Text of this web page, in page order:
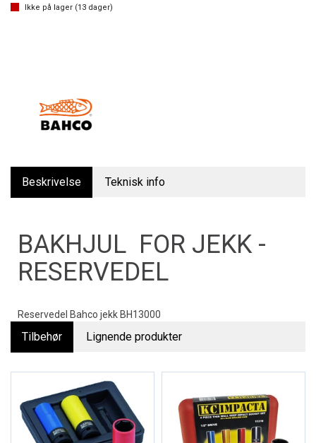
Ikke på lager (13 dager)
Beskrivelse Teknisk info
BAKHJUL FOR JEKK -
RESERVEDEL
Reservedel Bahco jekk BH13000
Tilbehør Lignende produkter